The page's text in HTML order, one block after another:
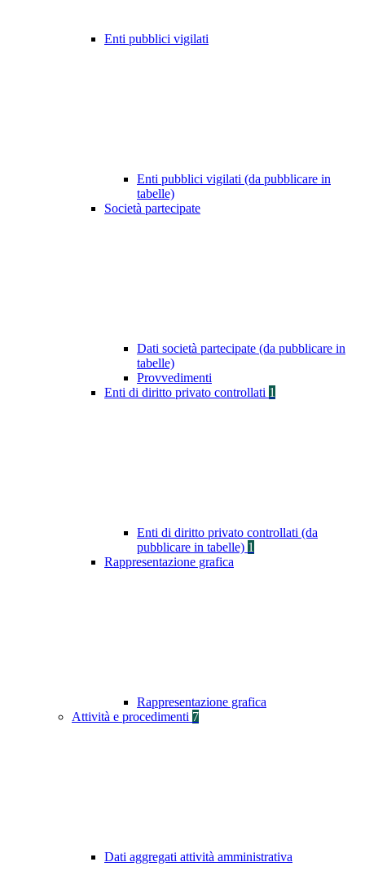
Enti pubblici vigilati
Enti pubblici vigilati (da pubblicare in
tabelle)
Società partecipate
Dati società partecipate (da pubblicare in
tabelle)
Provvedimenti
Enti di diritto privato controllati 1
Enti di diritto privato controllati (da
pubblicare in tabelle) 1
Rappresentazione grafica
Rappresentazione grafica
Attività e procedimenti 7
Dati aggregati attività amministrativa